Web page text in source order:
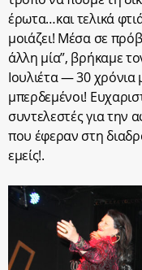
έρωτα…και τελικά
μοιάζει! Μέσα σε
άλλη μία”, βρήκαμε
Ιουλιέτα — 30 χρόνια
μπερδεμένοι!
συντελεστές για την
που έφεραν στη
εμείς!.